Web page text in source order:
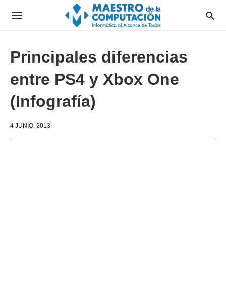
Principales diferencias
entre PS4 y Xbox One
(Infografía)
4 JUNIO, 2013